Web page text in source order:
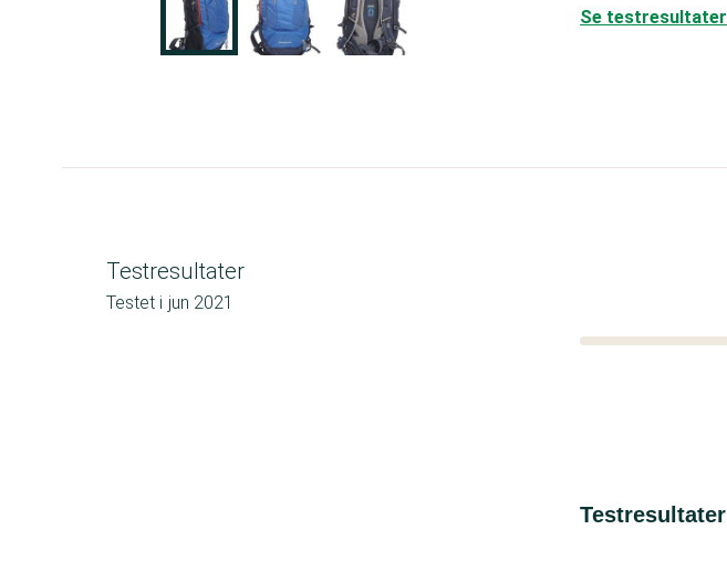
Se testresultater
Testresultater
Testet i jun 2021
Testresultater